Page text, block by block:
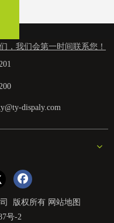
，我们会第一时间联系您！
dispaly.com
司 版权所有 网站地图
号-2